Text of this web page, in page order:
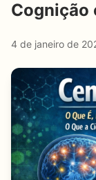
Cognição
4 de janeiro de